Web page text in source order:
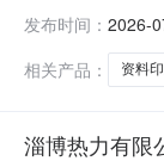
方式：
发布时间： 2026-
相关产品：
资料
淄博热力有限